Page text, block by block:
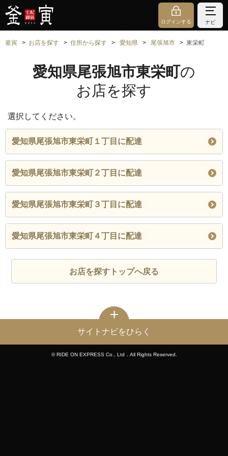
ログインする ナビ
釜寅 お店を探す 住所から探す 愛知県 尾張旭市 東栄町
愛知県尾張旭市東栄町の
お店を探す
選択してください。
愛知県尾張旭市東栄町１丁目に配達
愛知県尾張旭市東栄町２丁目に配達
愛知県尾張旭市東栄町３丁目に配達
愛知県尾張旭市東栄町４丁目に配達
お店を探すトップへ戻る
サイトナビをひらく
© RIDE ON EXPRESS Co., Ltd．All Rights Reserved.